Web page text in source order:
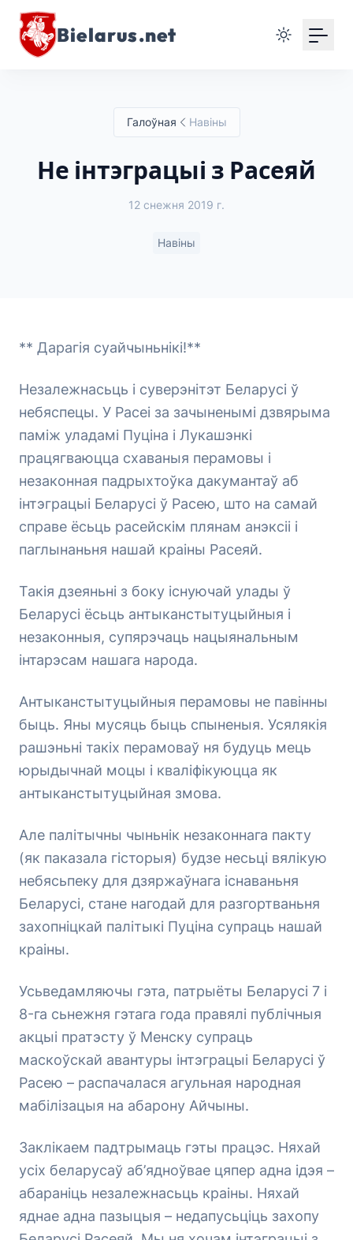
Bielarus.net
Галоўная Навіны
Не інтэграцыі з Расеяй
12 снежня 2019 г.
Навіны
** Дарагія суайчыньнікі!**
Незалежнасьць і суверэнітэт Беларусі ў
небяспецы. У Расеі за зачыненымі дзвярыма
паміж уладамі Пуціна і Лукашэнкі
працягваюцца схаваныя перамовы і
незаконная падрыхтоўка дакумантаў аб
інтэграцыі Беларусі ў Расею, што на самай
справе ёсьць расейскім плянам анэксіі і
паглынаньня нашай краіны Расеяй.
Такія дзеяньні з боку існуючай улады ў
Беларусі ёсьць антыканстытуцыйныя і
незаконныя, супярэчаць нацыянальным
інтарэсам нашага народа.
Антыканстытуцыйныя перамовы не павінны
быць. Яны мусяць быць спыненыя. Усялякія
рашэньні такіх перамоваў ня будуць мець
юрыдычнай моцы і кваліфікуюцца як
антыканстытуцыйная змова.
Але палітычны чыньнік незаконнага пакту
(як паказала гісторыя) будзе несьці вялікую
небясьпеку для дзяржаўнага існаваньня
Беларусі, стане нагодай для разгортваньня
захопніцкай палітыкі Пуціна супраць нашай
краіны.
Усьведамляючы гэта, патрыёты Беларусі 7 і
8-га сьнежня гэтага года правялі публічныя
акцыі пратэсту ў Менску супраць
маскоўскай авантуры інтэграцыі Беларусі ў
Расею – распачалася агульная народная
мабілізацыя на абарону Айчыны.
Заклікаем падтрымаць гэты працэс. Няхай
усіх беларусаў аб’ядноўвае цяпер адна ідэя –
абараніць незалежнасьць краіны. Няхай
яднае адна пазыцыя – недапусьціць захопу